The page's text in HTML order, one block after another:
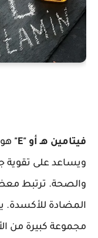
فيتامين هـ أو "E"
ويساعد على تقوية
والصحة. ترتبط
المضادة للأكسدة.
مجموعة كبيرة من